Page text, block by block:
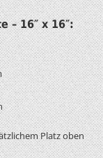
– 16″ x 16″:
Platz oben